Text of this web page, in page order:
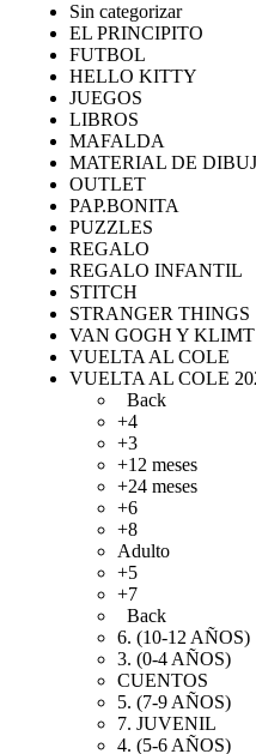
Sin categorizar
EL PRINCIPITO
FUTBOL
HELLO KITTY
JUEGOS
LIBROS
MAFALDA
MATERIAL DE
OUTLET
PAP.BONITA
PUZZLES
REGALO
REGALO INFANTIL
STITCH
STRANGER THINGS
VAN GOGH Y KLIMT
VUELTA AL COLE
VUELTA AL COLE
Back
+4
+3
+12 meses
+24 meses
+6
+8
Adulto
+5
+7
Back
6. (10-12 AÑOS)
3. (0-4 AÑOS)
CUENTOS
5. (7-9 AÑOS)
7. JUVENIL
4. (5-6 AÑOS)